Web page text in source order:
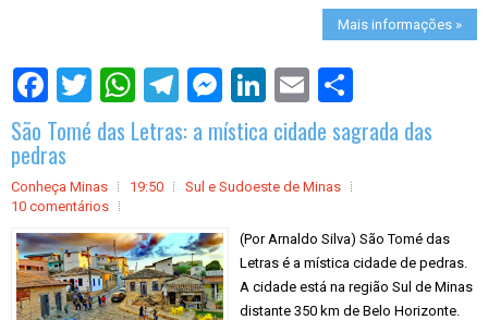
Mais informações »
r
e
São Tomé das Letras: a mística cidade sagrada das
pedras
Conheça Minas 19:50
Sul e Sudoeste de Minas
10 comentários
(Por Arnaldo Silva) São Tomé das
Letras é a mística cidade de pedras.
A cidade está na região Sul de Minas
distante 350 km de Belo Horizonte.